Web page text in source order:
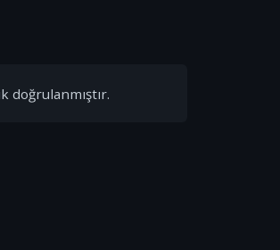
doğrulanmıştır.